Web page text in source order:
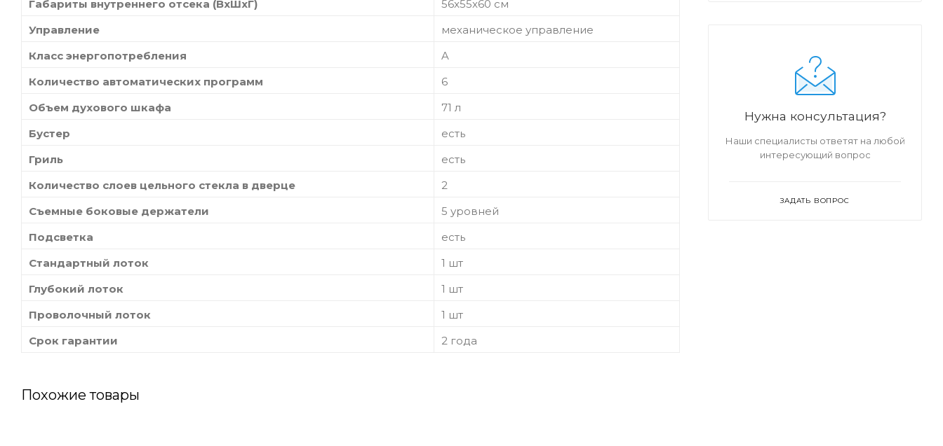
Габариты внутреннего отсека (ВхШхГ)
56x55x60 см
Управление
механическое управление
Класс энергопотребления
A
Количество автоматических программ
6
Объем духового шкафа
71 л
Бустер
есть
Гриль
есть
Количество слоев цельного стекла в дверце
2
Съемные боковые держатели
5 уровней
Подсветка
есть
Стандартный лоток
1 шт
Глубокий лоток
1 шт
Проволочный лоток
1 шт
Срок гарантии
2 года
Похожие товары
Нужна консультация?
Наши специалисты ответят на любой
интересующий вопрос
ЗАДАТЬ ВОПРОС